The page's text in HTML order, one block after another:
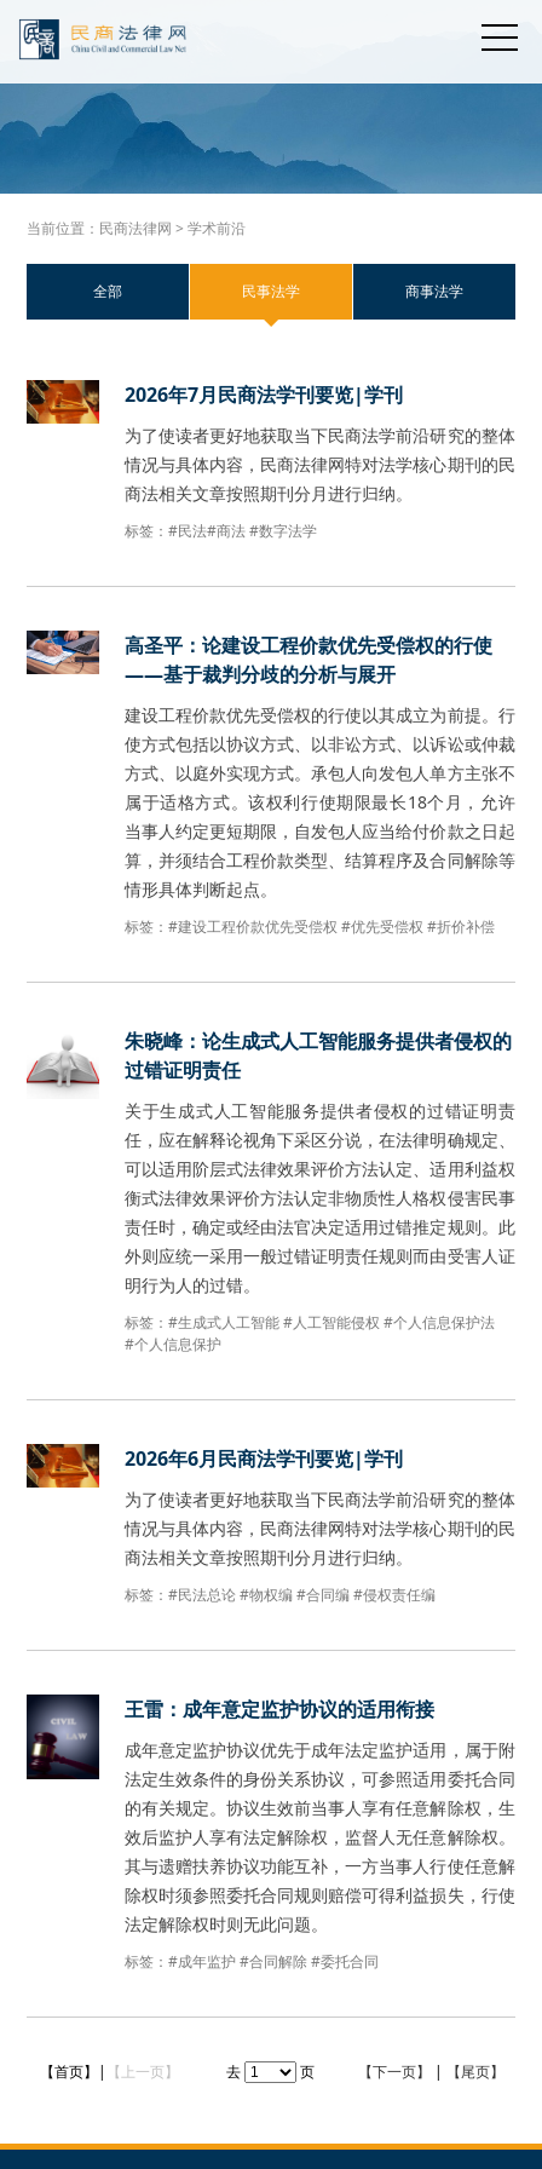
当前位置： 民商法律网 > 学术前沿
全部 民事法学 商事法学
2026年7月民商法学刊要览|学刊
为了使读者更好地获取当下民商法学前沿研究的整体
情况与具体内容，民商法律网特对法学核心期刊的民
商法相关文章按照期刊分月进行归纳。
标签：#民法#商法#数字法学
高圣平：论建设工程价款优先受偿权的行使
——基于裁判分歧的分析与展开
建设工程价款优先受偿权的行使以其成立为前提。行
使方式包括以协议方式、以非讼方式、以诉讼或仲裁
方式、以庭外实现方式。承包人向发包人单方主张不
属于适格方式。该权利行使期限最长18个月，允许
当事人约定更短期限，自发包人应当给付价款之日起
算，并须结合工程价款类型、结算程序及合同解除等
情形具体判断起点。
标签：#建设工程价款优先受偿权 #优先受偿权 #折价补偿
朱晓峰：论生成式人工智能服务提供者侵权的
过错证明责任
关于生成式人工智能服务提供者侵权的过错证明责
任，应在解释论视角下采区分说，在法律明确规定、
可以适用阶层式法律效果评价方法认定、适用利益权
衡式法律效果评价方法认定非物质性人格权侵害民事
责任时，确定或经由法官决定适用过错推定规则。此
外则应统一采用一般过错证明责任规则而由受害人证
明行为人的过错。
标签：#生成式人工智能#人工智能侵权 #个人信息保护法
#个人信息保护
2026年6月民商法学刊要览|学刊
为了使读者更好地获取当下民商法学前沿研究的整体
情况与具体内容，民商法律网特对法学核心期刊的民
商法相关文章按照期刊分月进行归纳。
标签：#民法总论#物权编 #合同编 #侵权责任编
王雷：成年意定监护协议的适用衔接
成年意定监护协议优先于成年法定监护适用，属于附
法定生效条件的身份关系协议，可参照适用委托合同
的有关规定。协议生效前当事人享有任意解除权，生
效后监护人享有法定解除权，监督人无任意解除权。
其与遗赠扶养协议功能互补，一方当事人行使任意解
除权时须参照委托合同规则赔偿可得利益损失，行使
法定解除权时则无此问题。
标签：#成年监护#合同解除 #委托合同
【首页】| 【上一页】 去 页 【下一页】 | 【尾页】